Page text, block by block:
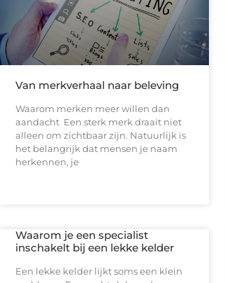
Van merkverhaal naar beleving
Waarom merken meer willen dan
aandacht Een sterk merk draait niet
alleen om zichtbaar zijn. Natuurlijk is
het belangrijk dat mensen je naam
herkennen, je
Waarom je een specialist
inschakelt bij een lekke kelder
Een lekke kelder lijkt soms een klein